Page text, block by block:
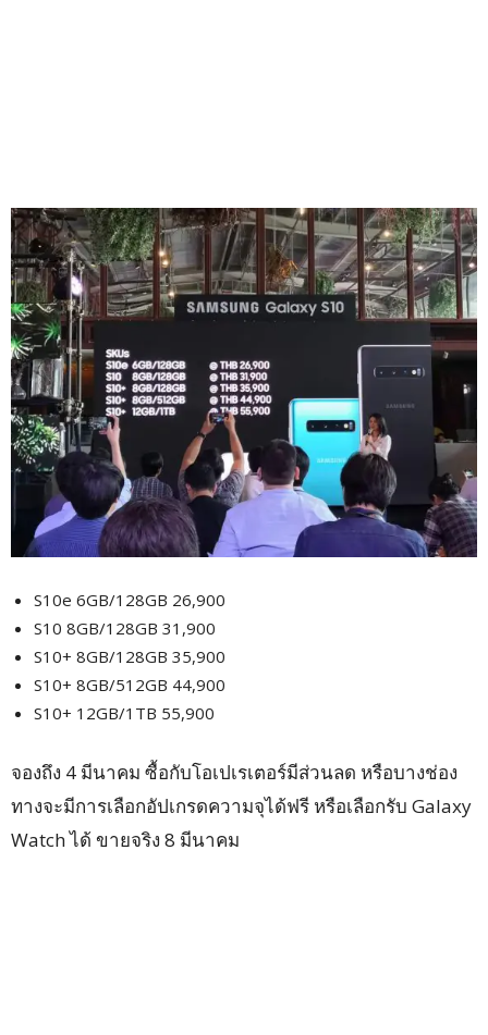
S10e 6GB/128GB 26,900
S10 8GB/128GB 31,900
S10+ 8GB/128GB 35,900
S10+ 8GB/512GB 44,900
S10+ 12GB/1TB 55,900
จองถึง 4 มีนาคม ซื้อกับโอเปเรเตอร์มีส่วนลด หรือบางช่อง
ทางจะมีการเลือกอัปเกรดความจุได้ฟรี หรือเลือกรับ Galaxy
Watch ได้ ขายจริง 8 มีนาคม